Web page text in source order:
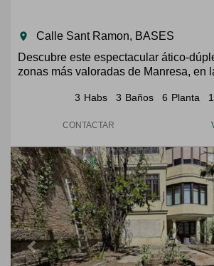
room
Calle Sant Ramon, BASES
Descubre este espectacular ático-
zonas más valoradas de Manresa, en
3 Habs 3 Baños 6 Planta
CONTACTAR
Previous